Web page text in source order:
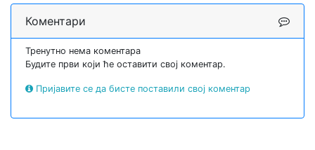
Коментари
Тренутно нема коментара
Будите први који ће оставити свој коментар.
Пријавите се да бисте поставили свој коментар